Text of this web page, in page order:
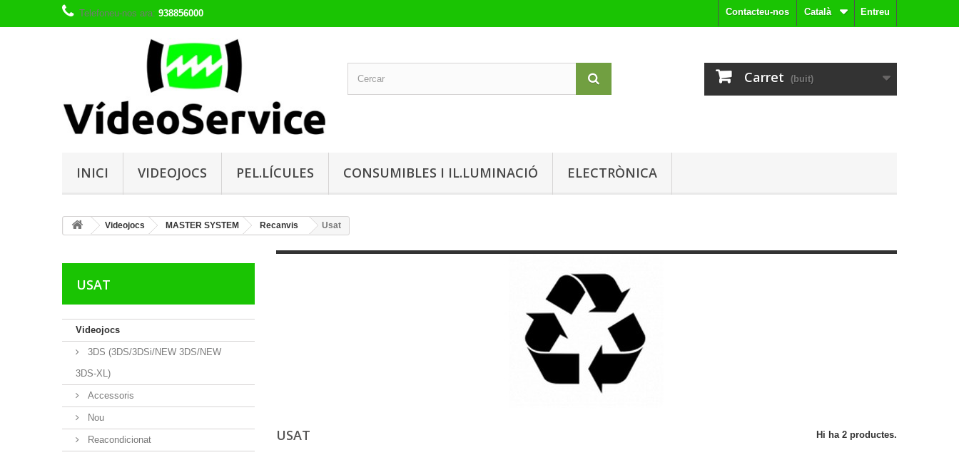
Entreu
Català
Contacteu-nos
Telefoneu-nos ara: 938856000
Carret (buit)
INICI VIDEOJOCS PEL.LÍCULES CONSUMIBLES I IL.LUMINACIÓ ELECTRÒNICA
Videojocs MASTER SYSTEM Recanvis Usat
USAT
Videojocs
3DS (3DS/3DSi/NEW 3DS/NEW
3DS-XL)
Accessoris
Nou
Reacondicionat USAT Hi ha 2 productes.